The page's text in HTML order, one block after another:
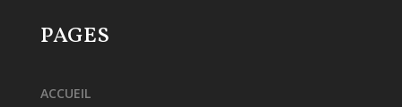
PAGES
ACCUEIL